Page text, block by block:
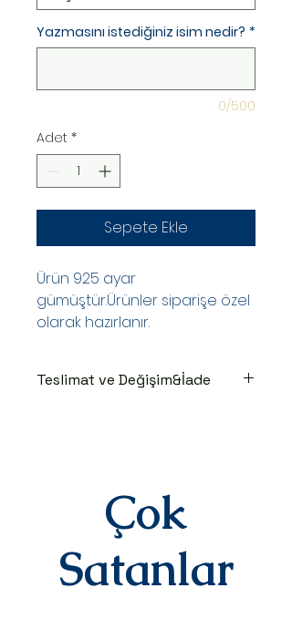
Yazmasını istediğiniz isim nedir? *
0/500
Adet *
Sepete Ekle
Ürün 925 ayar
gümüştür.Ürünler siparişe özel
olarak hazırlanır.
Teslimat ve Değişim&İade
edilir.Kargoya teslim edildiğinde
takip numaranız,anlaşmalı kargo
firmamız olan Yurtiçi Kargo
tarafından size sms olarak iletilir.
DEĞİŞİM&İADE
Kişiye özel
Çok
Satanlar